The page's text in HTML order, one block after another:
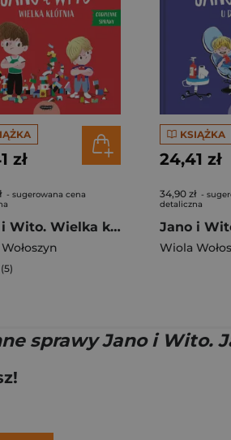
zł
- sugerowana cena
Jano i Wito. Wielka kłótnia
KSIĄŻKA
24,41 zł
34,90 zł -
detaliczna
Wiola
sprawy Jano i Wito.